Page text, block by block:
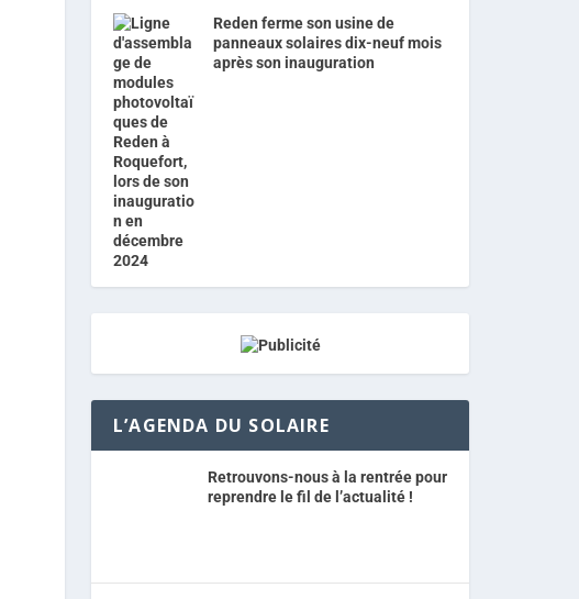
Reden ferme son usine de
panneaux solaires dix-neuf mois
après son inauguration
L’AGENDA DU SOLAIRE
Retrouvons-nous à la rentrée pour
reprendre le fil de l’actualité !